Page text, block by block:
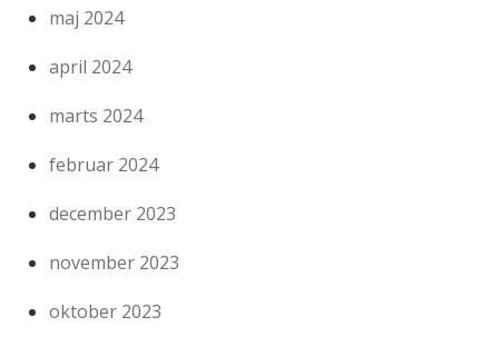
maj 2024
april 2024
marts 2024
februar 2024
december 2023
november 2023
oktober 2023